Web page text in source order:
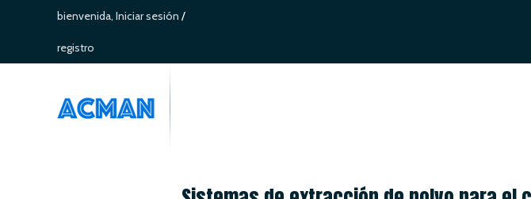
bienvenida, Iniciar sesión /
registro